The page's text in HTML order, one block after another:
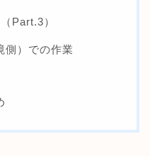
Part.3）
側）での作業